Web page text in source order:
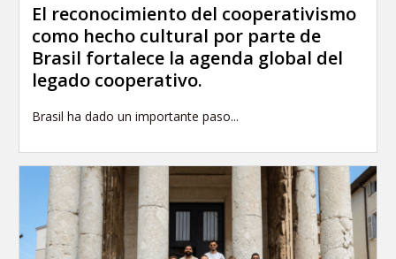
El reconocimiento del cooperativismo
como hecho cultural por parte de
Brasil fortalece la agenda global del
legado cooperativo.
Brasil ha dado un importante paso...